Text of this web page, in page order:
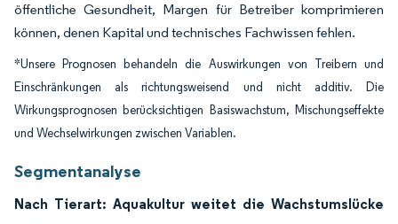
öffentliche Gesundheit, Margen für Betreiber komprimieren
können, denen Kapital und technisches Fachwissen fehlen.
*Unsere Prognosen behandeln die Auswirkungen von Treibern und
Einschränkungen als richtungsweisend und nicht additiv. Die
Wirkungsprognosen berücksichtigen Basiswachstum, Mischungseffekte
und Wechselwirkungen zwischen Variablen.
Segmentanalyse
Nach Tierart: Aquakultur weitet die Wachstumslücke